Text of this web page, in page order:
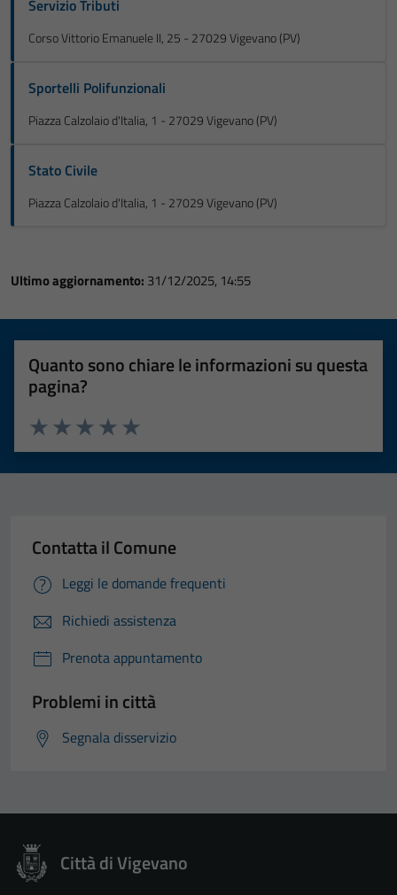
Servizio Tributi
Corso Vittorio Emanuele II, 25 - 27029 Vigevano (PV)
Sportelli Polifunzionali
Piazza Calzolaio d'Italia, 1 - 27029 Vigevano (PV)
Stato Civile
Piazza Calzolaio d'Italia, 1 - 27029 Vigevano (PV)
Ultimo aggiornamento: 31/12/2025, 14:55
Quanto sono chiare le informazioni su questa
pagina?
Valuta 5 stelle su 5
Valuta 4 stelle su 5
Valuta 3 stelle su 5
Valuta 2 stelle su 5
Valuta 1 stelle su 5
Contatta il Comune
Leggi le domande frequenti
Richiedi assistenza
Prenota appuntamento
Problemi in città
Segnala disservizio
Città di Vigevano